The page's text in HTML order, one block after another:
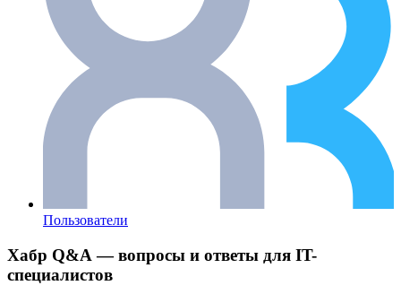
Пользователи
Хабр Q&A — вопросы и ответы для IT-
специалистов